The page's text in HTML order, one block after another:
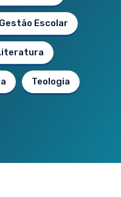
Gestão Escolar
Teologia